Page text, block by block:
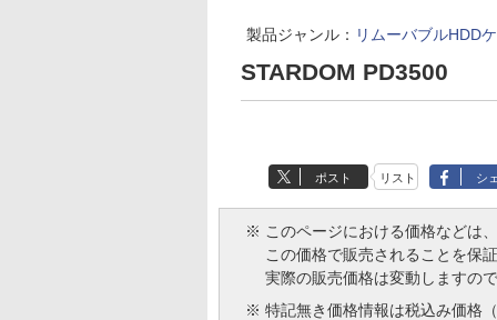
製品ジャンル： リムーバブルHDD
STARDOM PD3500
ポスト リスト シ
※ このページにおける価格などは
この価格で販売されることを保
実際の販売価格は変動しますの
※ 特記無き価格情報は税込み価格